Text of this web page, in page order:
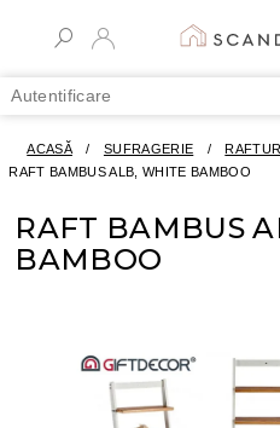
conținut
Autentificare
ACASĂ / SUFRAGERIE /
RAFT BAMBUS ALB, WHITE BAMBOO
RAFT BAMBUS
BAMBOO